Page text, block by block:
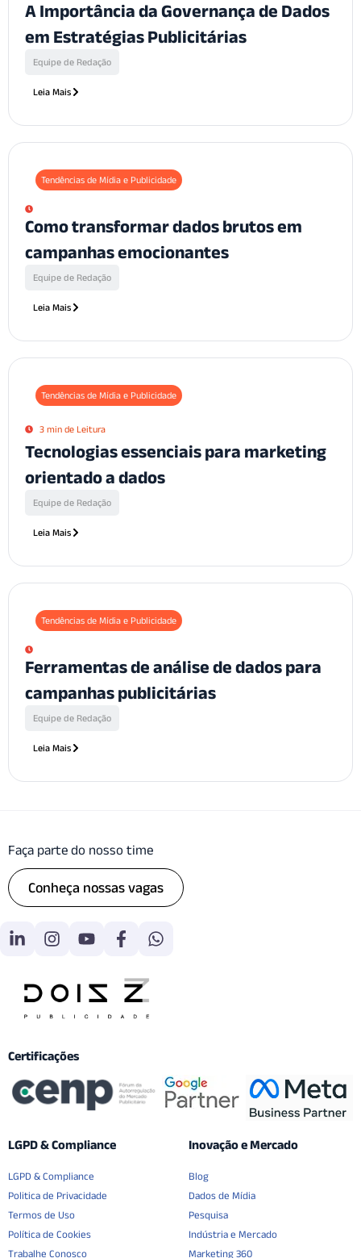
A Importância da Governança de Dados
em Estratégias Publicitárias
Equipe de Redação
Leia Mais
Tendências de Mídia e Publicidade
Como transformar dados brutos em
campanhas emocionantes
Equipe de Redação
Leia Mais
Tendências de Mídia e Publicidade
3 min de Leitura
Tecnologias essenciais para marketing
orientado a dados
Equipe de Redação
Leia Mais
Tendências de Mídia e Publicidade
Ferramentas de análise de dados para
campanhas publicitárias
Equipe de Redação
Leia Mais
Faça parte do nosso time
Conheça nossas vagas
Certificações
LGPD & Compliance
LGPD & Compliance
Politica de Privacidade
Termos de Uso
Política de Cookies
Trabalhe Conosco
Inovação e Mercado
Blog
Dados de Mídia
Pesquisa
Indústria e Mercado
Marketing 360